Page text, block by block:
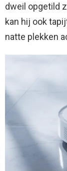
dweil opgetild
kan hij ook
natte plekken